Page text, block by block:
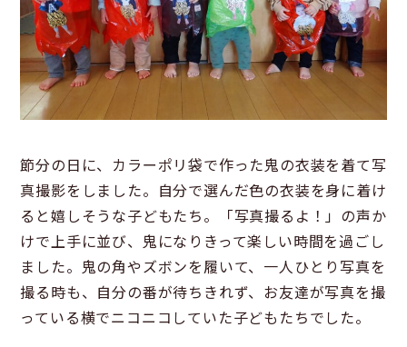
節分の日に、カラーポリ袋で作った鬼の衣装を着て写
真撮影をしました。自分で選んだ色の衣装を身に着け
ると嬉しそうな子どもたち。「写真撮るよ！」の声か
けで上手に並び、鬼になりきって楽しい時間を過ごし
ました。鬼の角やズボンを履いて、一人ひとり写真を
撮る時も、自分の番が待ちきれず、お友達が写真を撮
っている横でニコニコしていた子どもたちでした。